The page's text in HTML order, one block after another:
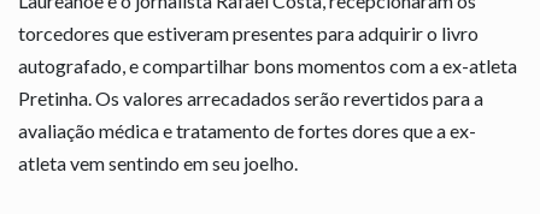
torcedores que estiveram presentes para adquirir o livro
autografado, e compartilhar bons momentos com a ex-atleta
Pretinha. Os valores arrecadados serão revertidos para a
avaliação médica e tratamento de fortes dores que a ex-
atleta vem sentindo em seu joelho.